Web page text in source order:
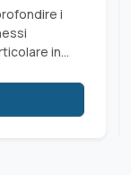
i
in